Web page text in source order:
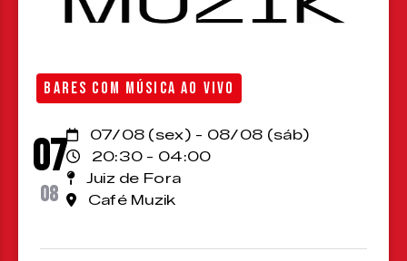
BARES COM MÚSICA AO VIVO
07
08
07/08 (sex) - 08/08 (sáb)
20:30 - 04:00
Juiz de Fora
Café Muzik